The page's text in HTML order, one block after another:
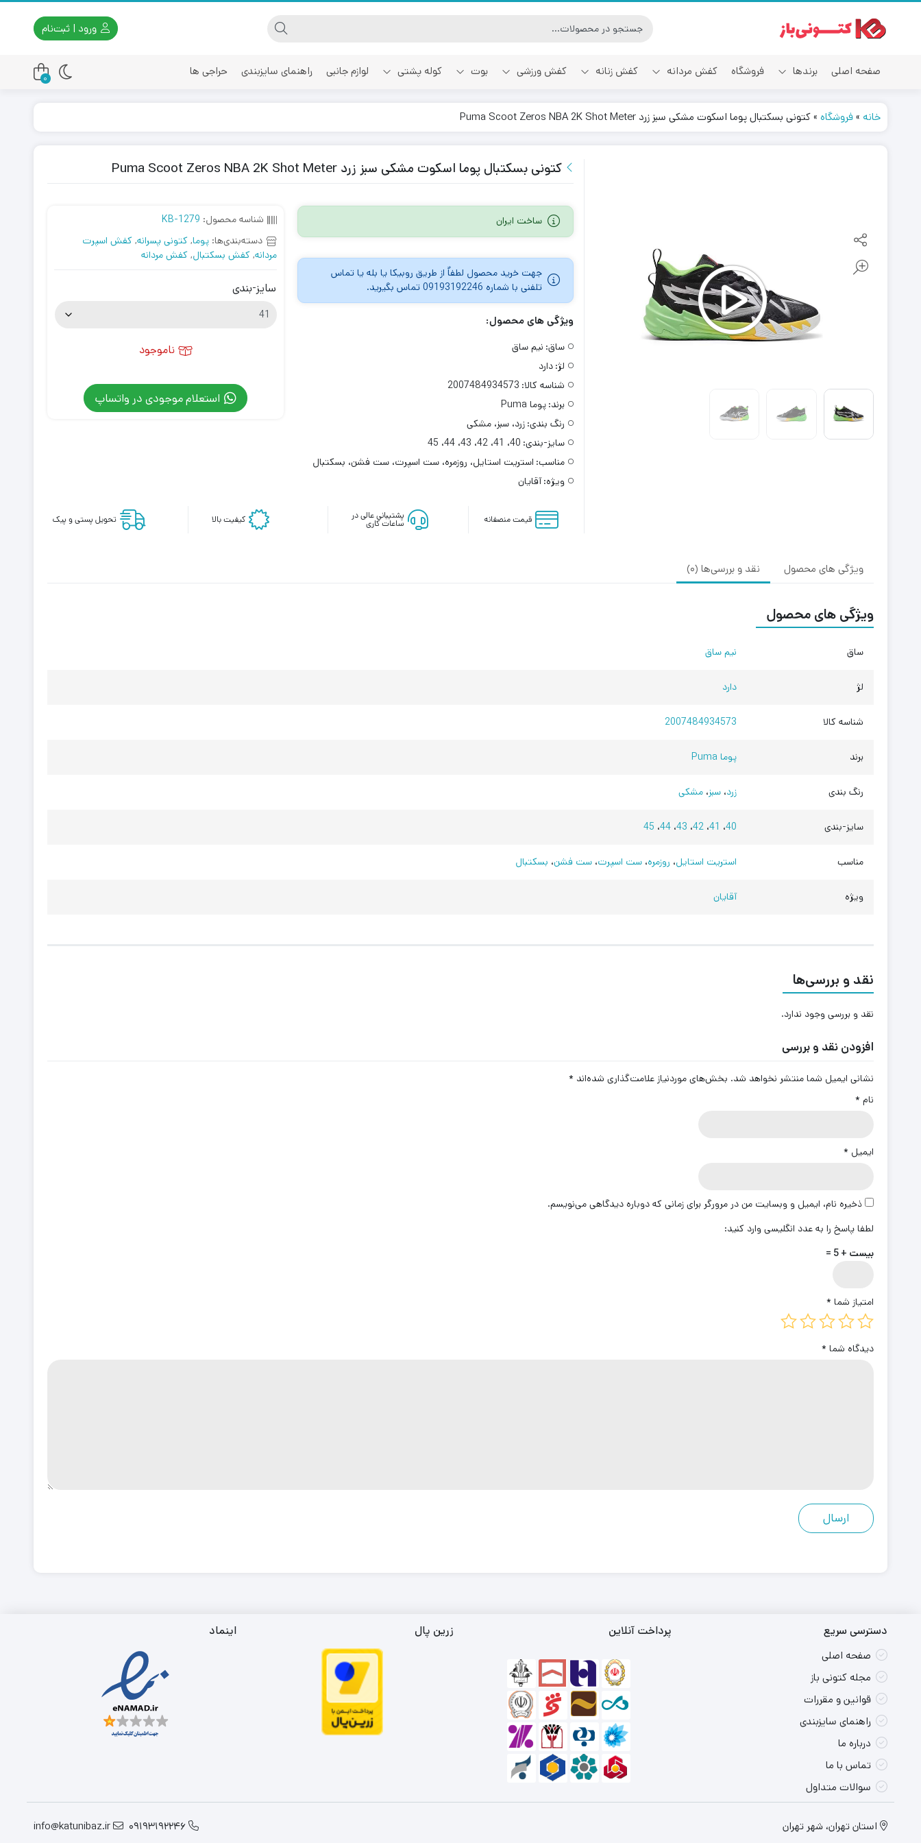
ورود | ثبت‌نام
صفحه اصلی برندها
آدیداس آفوایت
فروشگاه کفش مردانه کفش زنانه کفش ورزشی بوت کوله پشتی لوازم جانبی راهنمای سایزبندی حراجی ها
0
خانه »فروشگاه»کتونی بسکتبال پوما اسکوت مشکی سبز زرد Puma Scoot Zeros NBA 2K Shot Meter
کتونی بسکتبال پوما اسکوت مشکی سبز زرد Puma Scoot Zeros NBA 2K Shot Meter
ساخت ایران
جهت خرید محصول لطفاٌ از طریق روبیکا یا بله یا تماس
تلفنی با شماره 09193192246 تماس بگیرید.
ویژگی های محصول:
ساق: نیم ساق
لژ: دارد
شناسه کالا: 2007484934573
برند: پوما Puma
رنگ بندی: زرد، سبز، مشکی
سایز-بندی: 40، 41، 42، 43، 44، 45
مناسب: استریت استایل، روزمره، ست اسپرت، ست فشن، بسکتبال
ویژه:آقایان
شناسه محصول: KB-1279
دسته‌بندی‌ها: پوما, کتونی پسرانه, کفش اسپرت
مردانه, کفش بسکتبال, کفش مردانه
سایز-بندی
ناموجود
استعلام موجودی در واتساپ
قیمت منصفانه پشتیبانی عالی در
ساعات کاری کیفیت بالا تحویل پستی و پیک
ویژگی های محصول نقد و بررسی‌ها (0)
ویژگی های محصول
ساق نیم ساق
لژ دارد
شناسه کالا 2007484934573
برند پوما Puma
رنگ بندی زرد، سبز، مشکی
سایز-بندی 40، 41، 42، 43، 44، 45
مناسب استریت استایل، روزمره، ست اسپرت، ست فشن، بسکتبال
ویژه آقایان
نقد و بررسی‌ها
نقد و بررسی وجود ندارد.
افزودن نقد و بررسی
نشانی ایمیل شما منتشر نخواهد شد. بخش‌های موردنیاز علامت‌گذاری شده‌اند *
نام *
ایمیل *
ذخیره نام، ایمیل و وبسایت من در مرورگر برای زمانی که دوباره دیدگاهی می‌نویسم.
لطفا پاسخ را به عدد انگلیسی وارد کنید:
بیست + 5 =
امتیاز شما *
دیدگاه شما *
دسترسی سریع
صفحه اصلی
مجله کتونی باز
قوانین و مقررات
راهنمای سایزبندی
درباره ما
تماس با ما
سوالات متداول
پرداخت آنلاین زرین پال اینماد
استان تهران، شهر تهران 09193192246
info@katunibaz.ir